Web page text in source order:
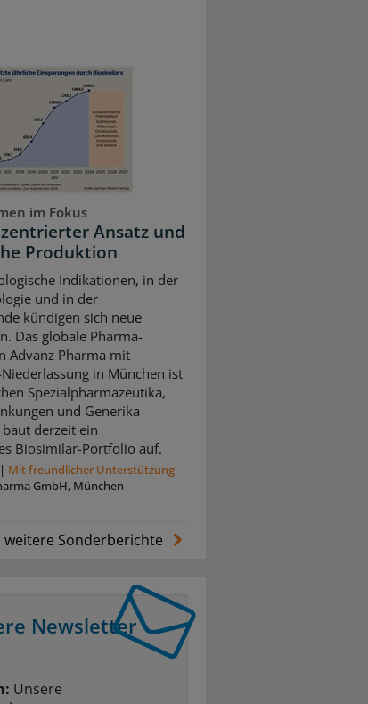
im Fokus
Ansatz und
Produktion
Indikationen, in der
und in der
kündigen sich neue
Das globale Pharma-
Advanz Pharma mit
in München ist
Spezialpharmazeutika,
und Generika
derzeit ein
Biosimilar-Portfolio auf.
Mit freundlicher Unterstützung
GmbH, München
weitere Sonderberichte
Newsletter
Unsere